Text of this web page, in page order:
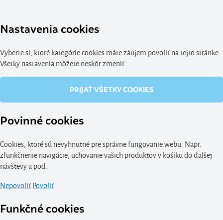
Nastavenia cookies
Vyberte si, ktoré kategórie cookies máte záujem povoliť na tejto stránke.
Všetky nastavenia môžete neskôr zmeniť.
PRIJAŤ VŠETKY COOKIES
Povinné cookies
Cookies, ktoré sú nevyhnutné pre správne fungovanie webu. Napr.
zfunkčnenie navigácie, uchovanie vašich produktov v košíku do ďalšej
návštevy a pod.
NepovoliťPovoliť
Funkčné cookies